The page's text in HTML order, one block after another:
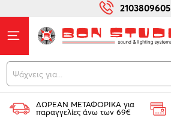
2103809605
Ψάχνεις για...
ΔΩΡΕΑΝ ΜΕΤΑΦΟΡΙΚΑ για
παραγγελίες άνω των 69€